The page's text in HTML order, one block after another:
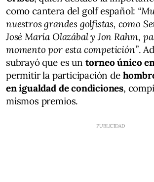
como cantera del golf español:
nuestros grandes golfistas, como
José María Olazábal y Jon Rahm,
momento por esta competición”.
subrayó que es un torneo único
permitir la participación de
en igualdad de condiciones,
mismos premios.